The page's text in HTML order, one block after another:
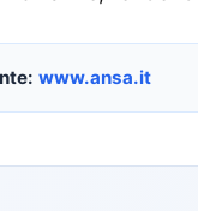
www.ansa.it